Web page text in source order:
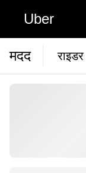
Uber
मदद राइडर